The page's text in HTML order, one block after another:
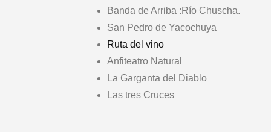
Banda de Arriba :Río Chuscha.
San Pedro de Yacochuya
Ruta del vino
Anfiteatro Natural
La Garganta del Diablo
Las tres Cruces